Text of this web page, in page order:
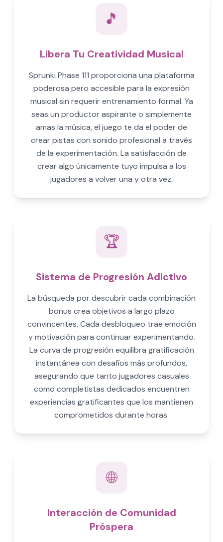
🎵
Libera Tu Creatividad Musical
Sprunki Phase 111 proporciona una plataforma
poderosa pero accesible para la expresión
musical sin requerir entrenamiento formal. Ya
seas un productor aspirante o simplemente
amas la música, el juego te da el poder de
crear pistas con sonido profesional a través
de la experimentación. La satisfacción de
crear algo únicamente tuyo impulsa a los
jugadores a volver una y otra vez.
🏆
Sistema de Progresión Adictivo
La búsqueda por descubrir cada combinación
bonus crea objetivos a largo plazo
convincentes. Cada desbloqueo trae emoción
y motivación para continuar experimentando.
La curva de progresión equilibra gratificación
instantánea con desafíos más profundos,
asegurando que tanto jugadores casuales
como completistas dedicados encuentren
experiencias gratificantes que los mantienen
comprometidos durante horas.
🌐
Interacción de Comunidad
Próspera